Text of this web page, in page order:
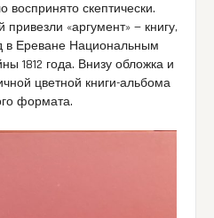
скептически.
«аргумент» — книгу,
в Ереване Национальным
1812 года. Внизу обложка и
цветной книги-альбома
формата.